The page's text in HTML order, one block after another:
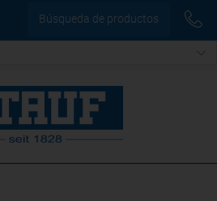
Búsqueda de productos